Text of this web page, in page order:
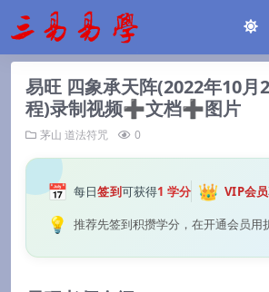
易旺 四象承天阵(2022年10月
程)录制视频➕文档➕图片
茅山 道法符咒 0
📅 每日签到可获得1 学分 👑 VIP会员
💡 推荐先签到积攒学分，在开通会员用